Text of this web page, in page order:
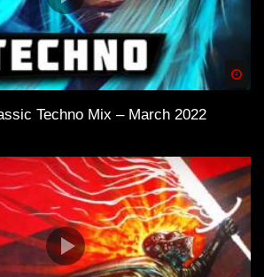
Techno Mix – March 2022